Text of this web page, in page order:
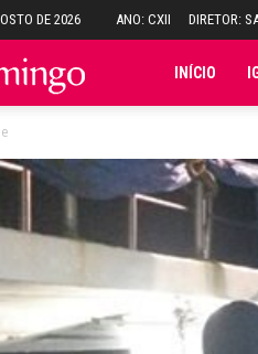
DE 2026 ANO: CXII DIRETOR:
Folha
Domingo
INÍCIO